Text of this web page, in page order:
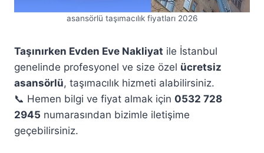
asansörlü taşımacılık fiyatları 2026
Taşınırken Evden Eve Nakliyat ile İstanbul
genelinde profesyonel ve size özel ücretsiz
asansörlü, taşımacılık hizmeti alabilirsiniz.
📞 Hemen bilgi ve fiyat almak için 0532 728
2945 numarasından bizimle iletişime
geçebilirsiniz.